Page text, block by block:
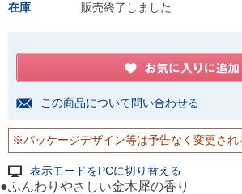
在庫 販売終了しました
この商品について問い合わせる
※パッケージデザイン等は予告なく変更され
表示モードをPCに切り替える
●ふんわりやさしい金木犀の香り